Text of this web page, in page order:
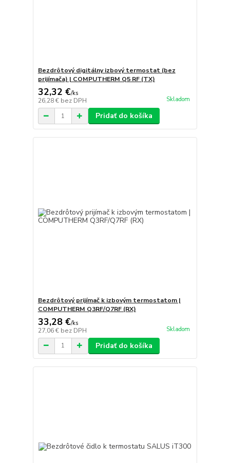
Bezdrôtový digitálny izbový termostat (bez
prijímača) | COMPUTHERM Q5 RF (TX)
32,32 €/ks
26,28 € bez DPH Skladom
Pridať do košíka
Bezdrôtový prijímač k izbovým termostatom |
COMPUTHERM Q3RF/Q7RF (RX)
33,28 €/ks
27,06 € bez DPH Skladom
Pridať do košíka